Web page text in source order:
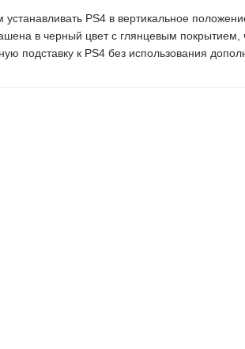
PS4 в вертикальное
в черный цвет с глянцевым покрытием,
подставку к PS4 без использования